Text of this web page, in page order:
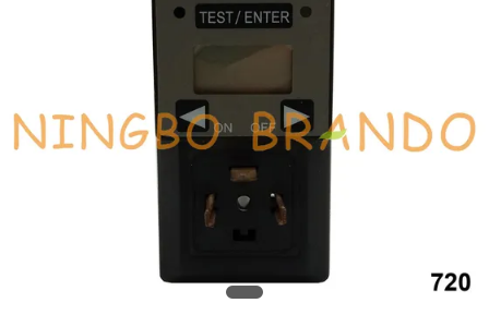
ĐẶT
GIÁ